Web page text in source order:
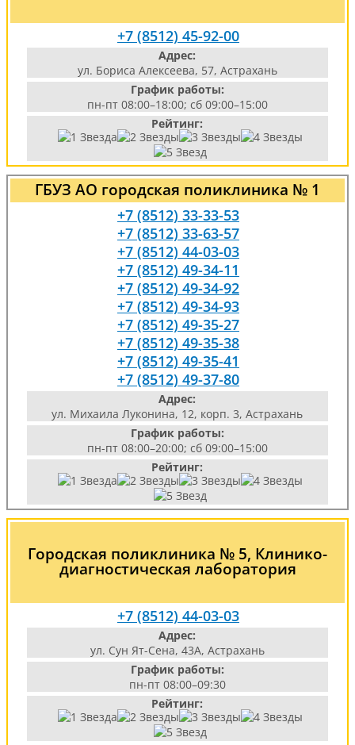
+7 (8512) 45-92-00
Адрес:
ул. Бориса Алексеева, 57, Астрахань
График работы:
пн-пт 08:00–18:00; сб 09:00–15:00
Рейтинг:
ГБУЗ АО городская поликлиника № 1
+7 (8512) 33-33-53
+7 (8512) 33-63-57
+7 (8512) 44-03-03
+7 (8512) 49-34-11
+7 (8512) 49-34-92
+7 (8512) 49-34-93
+7 (8512) 49-35-27
+7 (8512) 49-35-38
+7 (8512) 49-35-41
+7 (8512) 49-37-80
Адрес:
ул. Михаила Луконина, 12, корп. 3, Астрахань
График работы:
пн-пт 08:00–20:00; сб 09:00–15:00
Рейтинг:
Городская поликлиника № 5, Клинико-
диагностическая лаборатория
+7 (8512) 44-03-03
Адрес:
ул. Сун Ят-Сена, 43А, Астрахань
График работы:
пн-пт 08:00–09:30
Рейтинг: